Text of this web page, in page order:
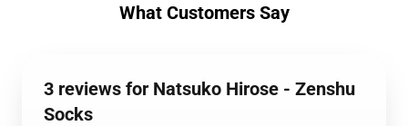
What Customers Say
3 reviews for Natsuko Hirose - Zenshu
Socks